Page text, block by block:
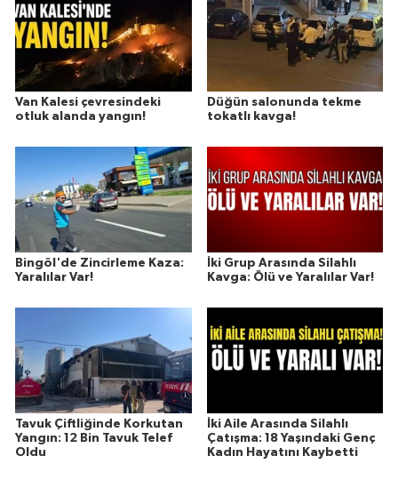
Van Kalesi çevresindeki
otluk alanda yangın!
Düğün salonunda tekme
tokatlı kavga!
Bingöl'de Zincirleme Kaza:
Yaralılar Var!
İki Grup Arasında Silahlı
Kavga: Ölü ve Yaralılar Var!
Tavuk Çiftliğinde Korkutan
Yangın: 12 Bin Tavuk Telef
Oldu
İki Aile Arasında Silahlı
Çatışma: 18 Yaşındaki Genç
Kadın Hayatını Kaybetti